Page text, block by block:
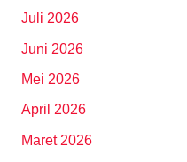
Juli 2026
Juni 2026
Mei 2026
April 2026
Maret 2026